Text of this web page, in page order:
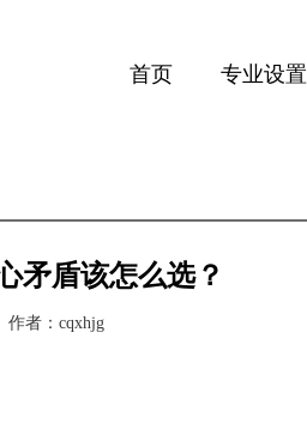
首页 专业设置
矛盾该怎么选？
作者： cqxhjg